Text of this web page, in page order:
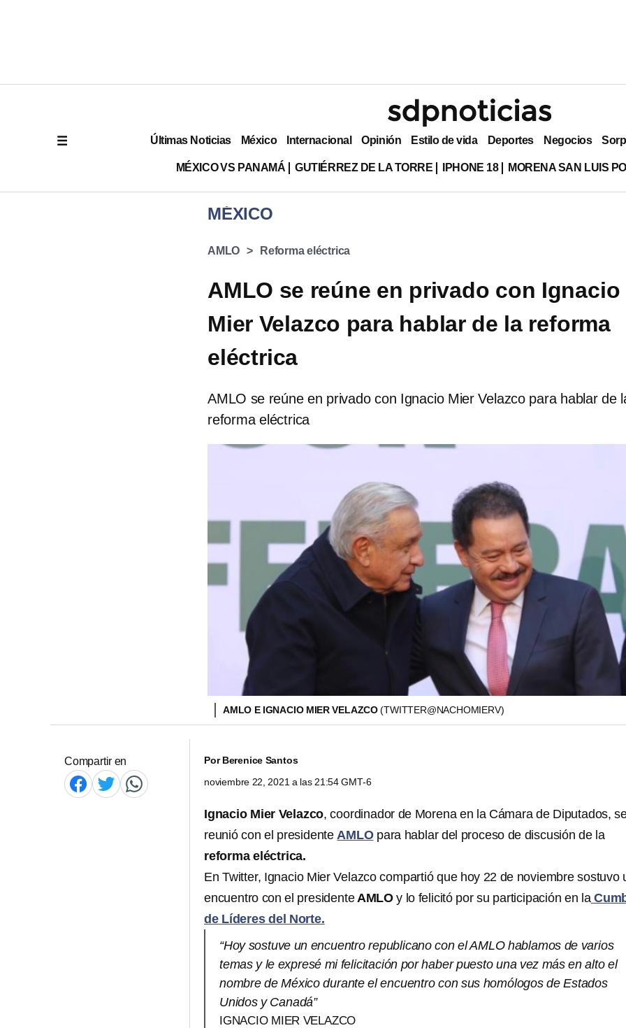
Últimas Noticias México Internacional Opinión Estilo de vida Deportes Negocios
MÉXICO VS PANAMÁ GUTIÉRREZ DE LA TORRE IPHONE 18 MORENA SAN LUIS
MÉXICO
AMLO Reforma eléctrica
AMLO se reúne en privado con Ignacio
Mier Velazco para hablar de la reforma
eléctrica
AMLO se reúne en privado con Ignacio Mier Velazco para hablar de
reforma eléctrica
AMLO E IGNACIO MIER VELAZCO(TWITTER@NACHOMIERV)
Compartir en PorBerenice Santos
noviembre 22, 2021 a las 21:54 GMT-6
Ignacio Mier Velazco, coordinador de Morena en la Cámara de Diputados,
reunió con el presidenteAMLO para hablar del proceso de discusión de la
reforma eléctrica.
En Twitter, Ignacio Mier Velazco compartió que hoy 22 de noviembre sostuvo
encuentro con el presidenteAMLO y lo felicitó por su participación en la
de Líderes del Norte.
“Hoy sostuve un encuentro republicano con el AMLO hablamos de varios
temas y le expresé mi felicitación por haber puesto una vez más en alto el
nombre de México durante el encuentro con sus homólogos de Estados
Unidos y Canadá”
IGNACIO MIER VELAZCO